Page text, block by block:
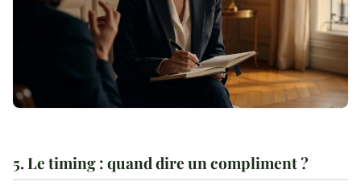
5. Le timing : quand dire un compliment ?